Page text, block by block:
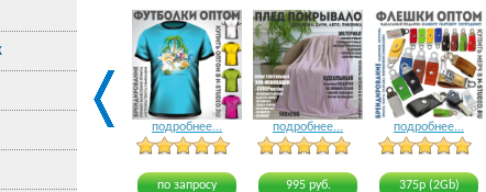
подробнее...
21 голос
по запросу
подробнее...
16 голосов
995 руб.
подробнее...
375р (2Gb)